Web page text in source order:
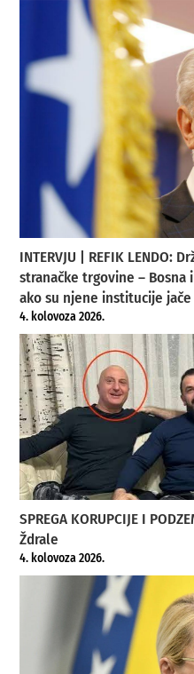
INTERVJU | REFIK LENDO:
stranačke trgovine – Bosna
ako su njene institucije
4. kolovoza 2026.
SPREGA KORUPCIJE I
Ždrale
4. kolovoza 2026.